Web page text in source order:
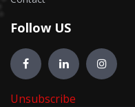
Follow US
Unsubscribe